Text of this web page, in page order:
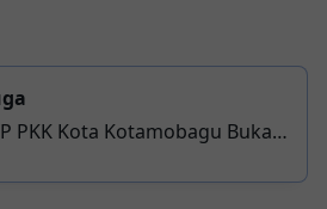
PKK Kota Kotamobagu Buka